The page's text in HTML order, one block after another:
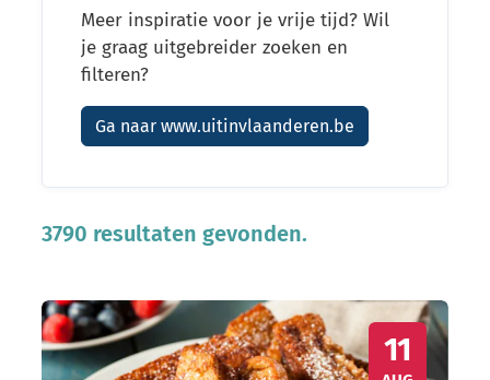
Meer inspiratie voor je vrije tijd? Wil
je graag uitgebreider zoeken en
filteren?
Ga naar www.uitinvlaanderen.be
3790 resultaten gevonden.
DI
11
Gewonnen brood!